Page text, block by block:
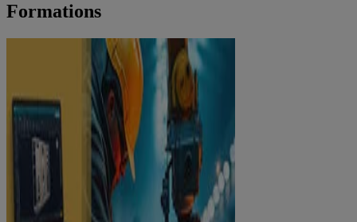
Formations